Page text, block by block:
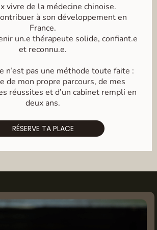
vivre de la médecine chinoise.
à son développement en
France.
un.e thérapeute solide, confiant.e
et reconnu.e.
n’est pas une méthode toute faite :
de mon propre parcours, de mes
réussites et d’un cabinet rempli en
deux ans.
RÉSERVE TA PLACE